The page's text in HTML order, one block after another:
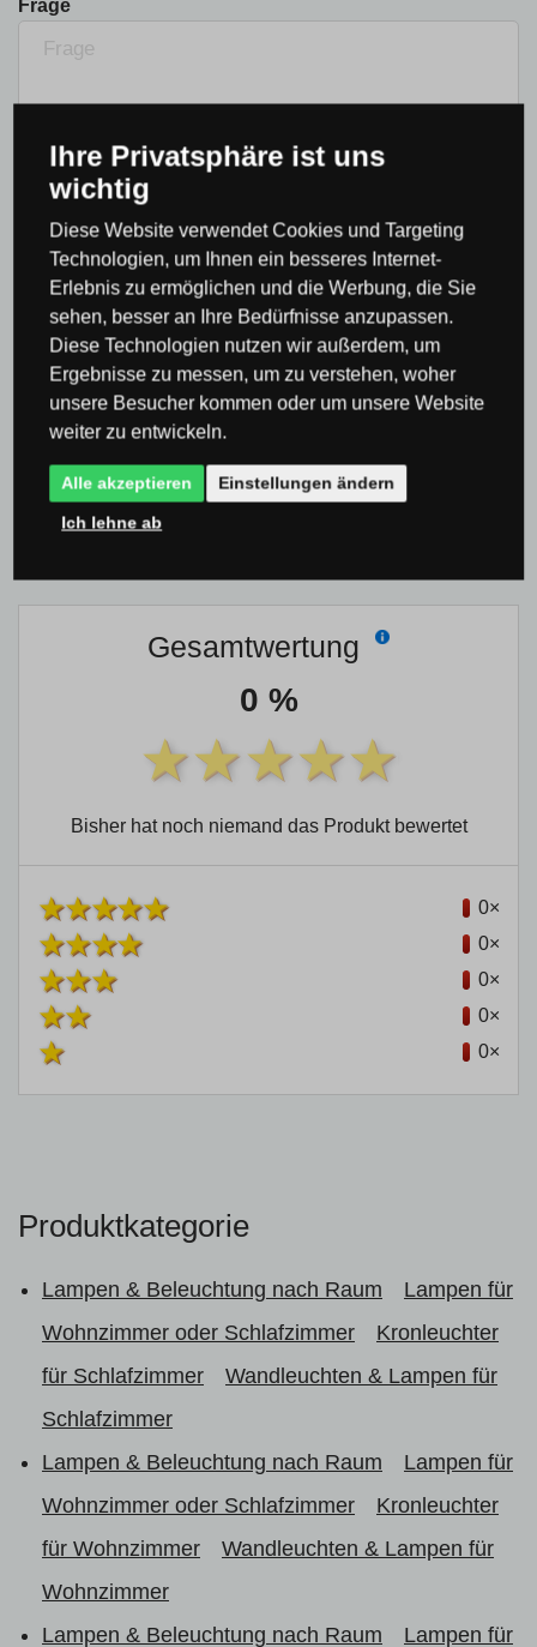
Frage
Stellen Sie anonym eine Frage.
Ich habe die Datenschutz- und
Einwilligungserklärunggelesen und bin damit
einverstanden.
SENDEN SIE EINE FRAGE
Gesamtwertung
0 %
Bisher hat noch niemand das Produkt bewertet
0×
0×
0×
0×
0×
Produktkategorie
Lampen & Beleuchtung nach Raum
Lampen für
Wohnzimmer oder Schlafzimmer
Kronleuchter
für Schlafzimmer
Wandleuchten & Lampen für
Schlafzimmer
Lampen & Beleuchtung nach Raum
Lampen für
Wohnzimmer oder Schlafzimmer
Kronleuchter
für Wohnzimmer
Wandleuchten & Lampen für
Wohnzimmer
Lampen & Beleuchtung nach Raum
Lampen für
Ihre Privatsphäre ist uns
wichtig
Diese Website verwendet Cookies und Targeting
Technologien, um Ihnen ein besseres Internet-
Erlebnis zu ermöglichen und die Werbung, die Sie
sehen, besser an Ihre Bedürfnisse anzupassen.
Diese Technologien nutzen wir außerdem, um
Ergebnisse zu messen, um zu verstehen, woher
unsere Besucher kommen oder um unsere Website
weiter zu entwickeln.
Alle akzeptieren Einstellungen ändern
Ich lehne ab